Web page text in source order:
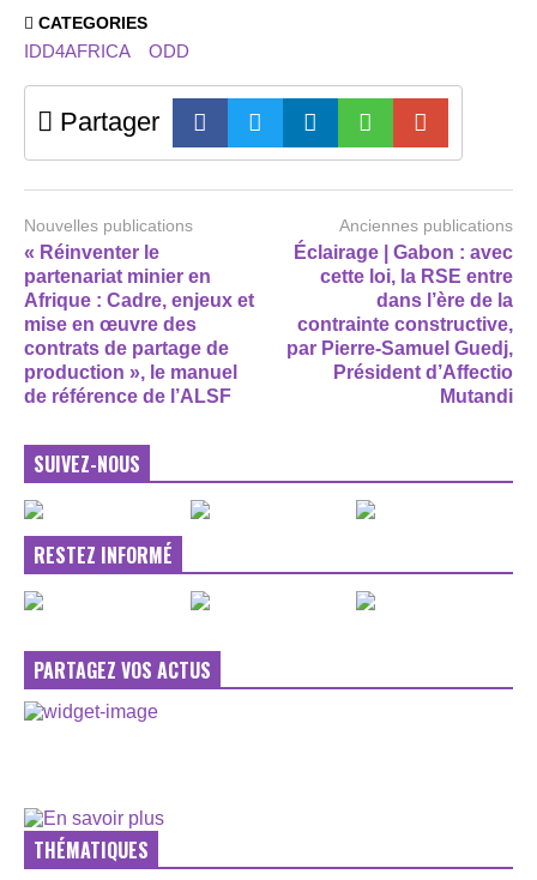
CATEGORIES
IDD4AFRICA ODD
Partager
Nouvelles publications
« Réinventer le
partenariat minier en
Afrique : Cadre, enjeux et
mise en œuvre des
contrats de partage de
production », le manuel
de référence de l’ALSF
Anciennes publications
Éclairage | Gabon : avec
cette loi, la RSE entre
dans l’ère de la
contrainte constructive,
par Pierre-Samuel Guedj,
Président d’Affectio
Mutandi
SUIVEZ-NOUS
RESTEZ INFORMÉ
PARTAGEZ VOS ACTUS
THÉMATIQUES